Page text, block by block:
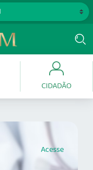
CIDADÃO
Acesse